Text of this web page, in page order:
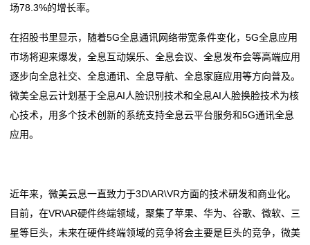
场78.3%的增长率。
在招股书里显示，随着5G全息通讯网络带宽条件变化，5G全息应用
市场将迎来爆发，全息互动娱乐、全息会议、全息发布会等高端应用
逐步向全息社交、全息通讯、全息导航、全息家庭应用等方向普及。
微美全息云计划基于全息AI人脸识别技术和全息AI人脸换脸技术为核
心技术，用多个技术创新的系统支持全息云平台服务和5G通讯全息
应用。
近年来，微美云息一直致力于3D\AR\VR方面的技术研发和商业化。
目前，在VR\AR硬件终端领域，聚集了苹果、华为、谷歌、微软、三
星等巨头，未来在硬件终端领域的竞争将会主要是巨头的竞争，微美